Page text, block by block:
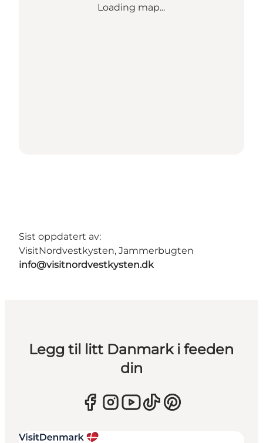
Loading map...
Sist oppdatert av:
VisitNordvestkysten, Jammerbugten
info@visitnordvestkysten.dk
Legg til litt Danmark i feeden
din